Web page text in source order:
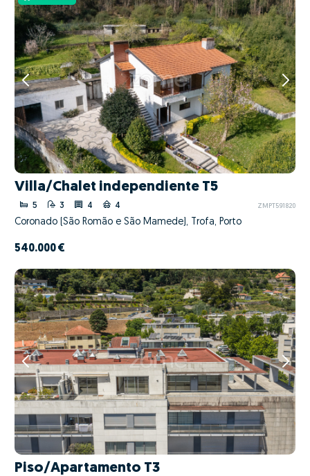
Villa/Chalet independiente T5
5 3 4 4 ZMPT591820
Coronado (São Romão e São Mamede), Trofa, Porto
540.000 €
Piso/Apartamento T3